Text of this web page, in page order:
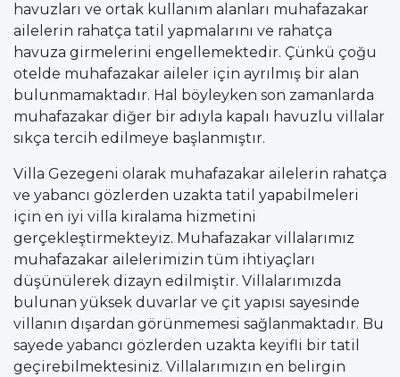
havuzları ve ortak kullanım alanları muhafazakar
ailelerin rahatça tatil yapmalarını ve rahatça
havuza girmelerini engellemektedir. Çünkü çoğu
otelde muhafazakar aileler için ayrılmış bir alan
bulunmamaktadır. Hal böyleyken son zamanlarda
muhafazakar diğer bir adıyla kapalı havuzlu villalar
sıkça tercih edilmeye başlanmıştır.
Villa Gezegeni olarak muhafazakar ailelerin rahatça
ve yabancı gözlerden uzakta tatil yapabilmeleri
için en iyi villa kiralama hizmetini
gerçekleştirmekteyiz. Muhafazakar villalarımız
muhafazakar ailelerimizin tüm ihtiyaçları
düşünülerek dizayn edilmiştir. Villalarımızda
bulunan yüksek duvarlar ve çit yapısı sayesinde
villanın dışardan görünmemesi sağlanmaktadır. Bu
sayede yabancı gözlerden uzakta keyifli bir tatil
geçirebilmektesiniz. Villalarımızın en belirgin